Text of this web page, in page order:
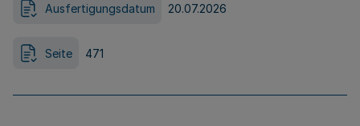
Ausfertigungsdatum 20.07.2026
Seite 471